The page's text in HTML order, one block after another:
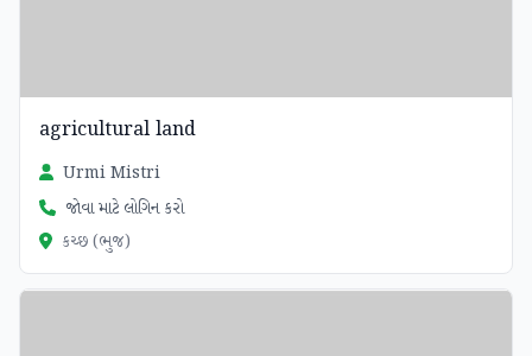
agricultural land
Urmi Mistri
જોવા માટે લોગિન કરો
કચ્છ (ભુજ)